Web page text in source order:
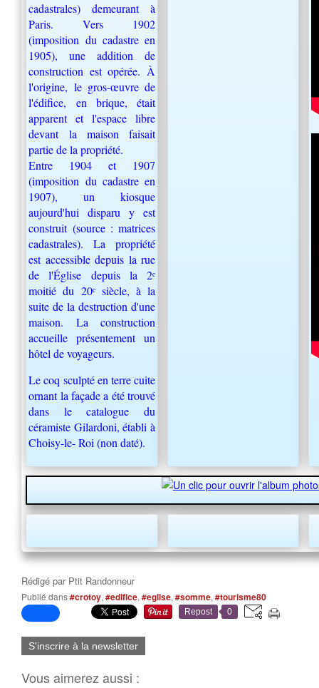
cadastrales) demeurant à
Paris. Vers 1902
(imposition du cadastre en
1905), une addition de
construction est opérée. À
l'origine, le gros-œuvre de
l'édifice, en brique, était
apparent et l'espace libre
devant la maison faisait
partie de la propriété.
Entre 1904 et 1907
(imposition du cadastre en
1907), un kiosque
aujourd'hui disparu y est
construit (source : matrices
cadastrales). La propriété
est accessible depuis la rue
de l'Église depuis la 2ᵉ
moitié du 20ᵉ siècle, à la
suite de la destruction d'une
maison. La construction
accueille présentement un
hôtel de voyageurs.
Le coq sculpté en terre cuite
ornant la façade a été trouvé
dans le catalogue du
céramiste Gilardoni, établi à
Choisy-le-Roi (non daté).
Rédigé par Ptit Randonneur
Publié dans#crotoy, #edifice, #eglise, #somme, #tourisme80
Repost 0
S'inscrire à la newsletter
Vous aimerez aussi :